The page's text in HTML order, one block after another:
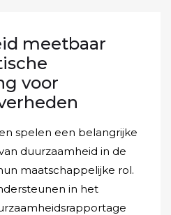
meetbaar
voor
spelen een belangrijke
duurzaamheid in de
maatschappelijke rol.
in het